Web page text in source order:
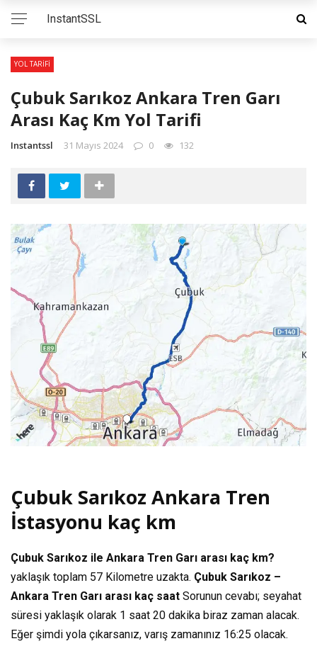
InstantSSL
YOL TARIFI
Çubuk Sarıkoz Ankara Tren Garı
Arası Kaç Km Yol Tarifi
Instantssl 31 Mayıs 2024 0 132
Çubuk Sarıkoz Ankara Tren
İstasyonu kaç km
Çubuk Sarıkoz ile Ankara Tren Garı arası kaç km?
yaklaşık toplam 57 Kilometre uzakta. Çubuk Sarıkoz –
Ankara Tren Garı arası kaç saat Sorunun cevabı; seyahat
süresi yaklaşık olarak 1 saat 20 dakika biraz zaman alacak.
Eğer şimdi yola çıkarsanız, varış zamanınız 16:25 olacak.